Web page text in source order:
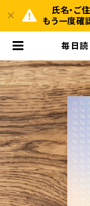
氏名・ご
もう一度確
毎日